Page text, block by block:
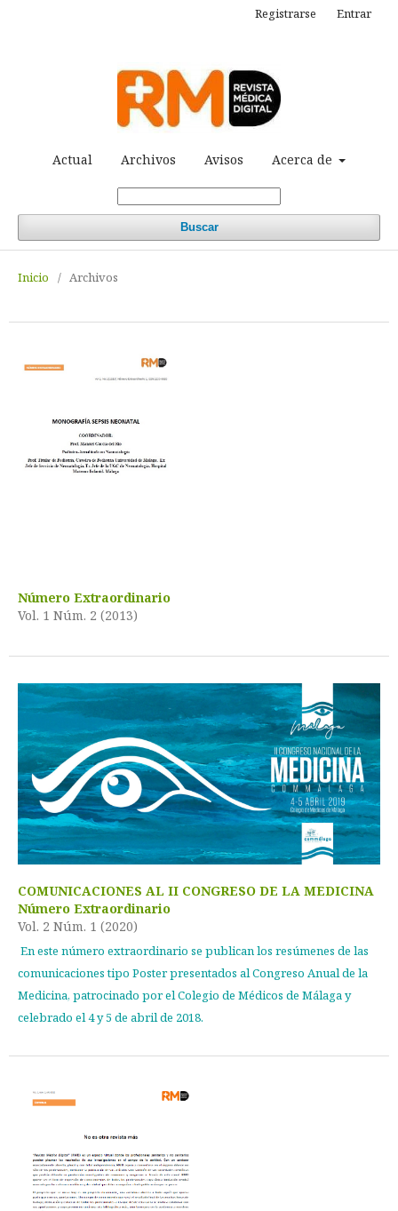
Actual Archivos Avisos Acerca de
Buscar
Registrarse Entrar
Inicio / Archivos
Número Extraordinario
Vol. 1 Núm. 2 (2013)
COMUNICACIONES AL II CONGRESO DE LA MEDICINA
Número Extraordinario
Vol. 2 Núm. 1 (2020)
En este número extraordinario se publican los resúmenes de las
comunicaciones tipo Poster presentados al Congreso Anual de la
Medicina, patrocinado por el Colegio de Médicos de Málaga y
celebrado el 4 y 5 de abril de 2018.